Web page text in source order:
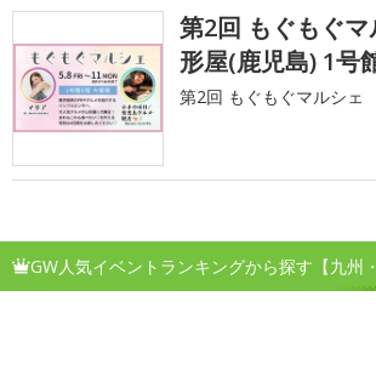
第2回 もぐもぐ
形屋(鹿児島) 1号
第2回 もぐもぐマルシェ
GW人気イベントランキングから探す【九州